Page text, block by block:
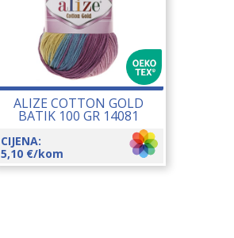
ALIZE COTTON GOLD
BATIK 100 GR 14081
CIJENA:
5,10 €/kom